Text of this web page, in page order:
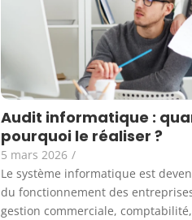
Audit informatique :
pourquoi le réaliser ?
5 mars 2026 /
Le système informatique est
du fonctionnement des
gestion commerciale,